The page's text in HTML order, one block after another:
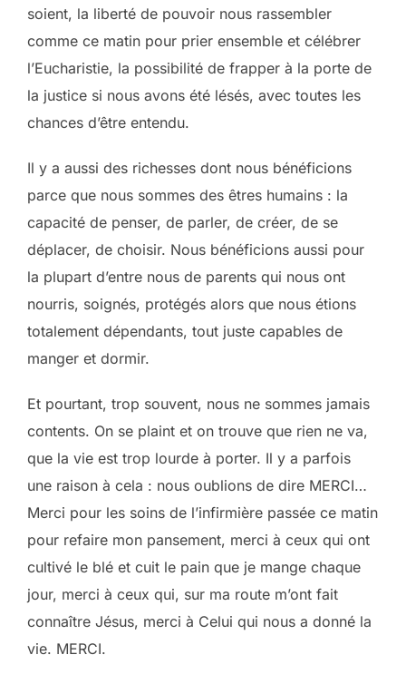
soient, la liberté de pouvoir nous rassembler
comme ce matin pour prier ensemble et célébrer
l’Eucharistie, la possibilité de frapper à la porte de
la justice si nous avons été lésés, avec toutes les
chances d’être entendu.
Il y a aussi des richesses dont nous bénéficions
parce que nous sommes des êtres humains : la
capacité de penser, de parler, de créer, de se
déplacer, de choisir. Nous bénéficions aussi pour
la plupart d’entre nous de parents qui nous ont
nourris, soignés, protégés alors que nous étions
totalement dépendants, tout juste capables de
manger et dormir.
Et pourtant, trop souvent, nous ne sommes jamais
contents. On se plaint et on trouve que rien ne va,
que la vie est trop lourde à porter. Il y a parfois
une raison à cela : nous oublions de dire MERCI…
Merci pour les soins de l’infirmière passée ce matin
pour refaire mon pansement, merci à ceux qui ont
cultivé le blé et cuit le pain que je mange chaque
jour, merci à ceux qui, sur ma route m’ont fait
connaître Jésus, merci à Celui qui nous a donné la
vie. MERCI.